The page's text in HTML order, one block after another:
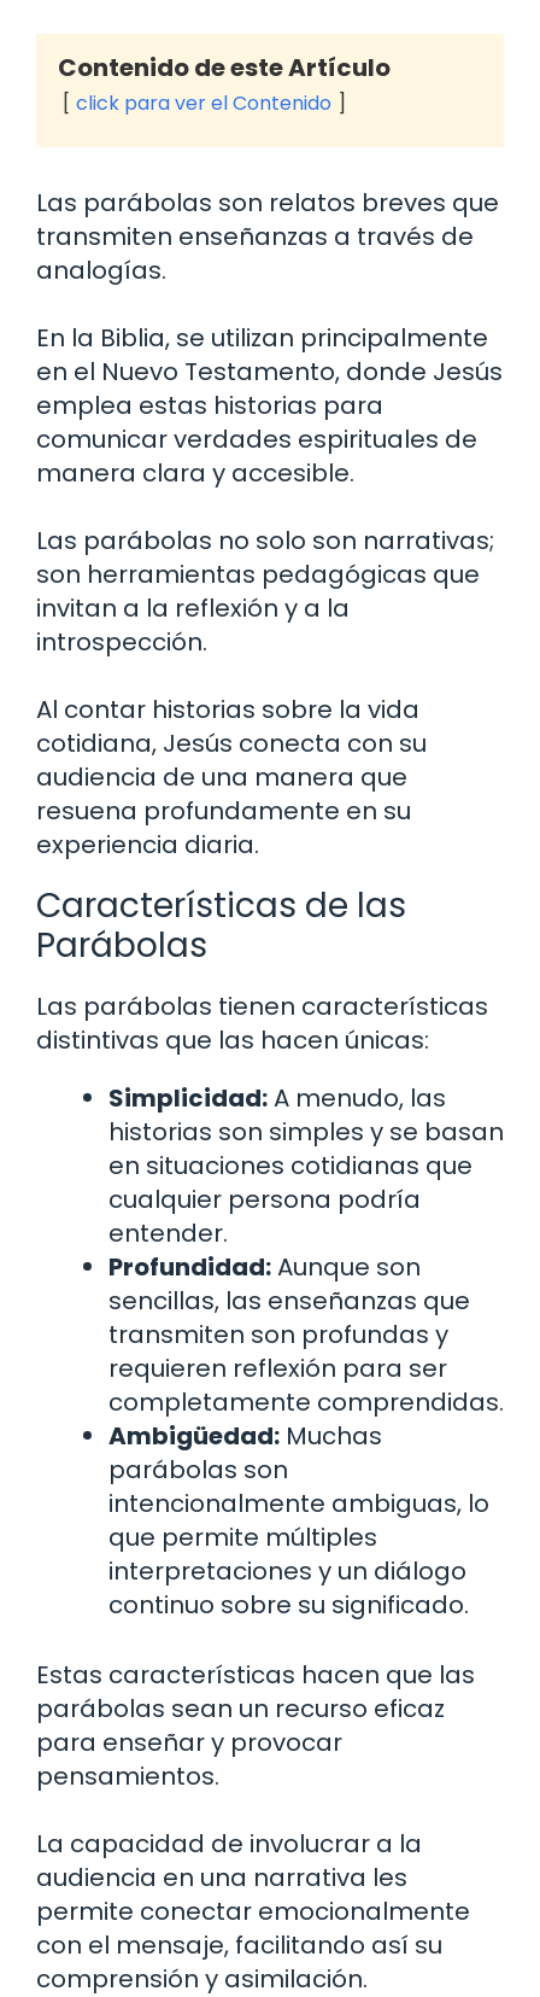
Contenido de este Artículo
click para ver el Contenido
Las parábolas son relatos breves que
transmiten enseñanzas a través de
analogías.
En la Biblia, se utilizan principalmente
en el Nuevo Testamento, donde Jesús
emplea estas historias para
comunicar verdades espirituales de
manera clara y accesible.
Las parábolas no solo son narrativas;
son herramientas pedagógicas que
invitan a la reflexión y a la
introspección.
Al contar historias sobre la vida
cotidiana, Jesús conecta con su
audiencia de una manera que
resuena profundamente en su
experiencia diaria.
Características de las
Parábolas
Las parábolas tienen características
distintivas que las hacen únicas:
Simplicidad:A menudo, las
historias son simples y se basan
en situaciones cotidianas que
cualquier persona podría
entender.
Profundidad:Aunque son
sencillas, las enseñanzas que
transmiten son profundas y
requieren reflexión para ser
completamente comprendidas.
Ambigüedad: Muchas
parábolas son
intencionalmente ambiguas, lo
que permite múltiples
interpretaciones y un diálogo
continuo sobre su significado.
Estas características hacen que las
parábolas sean un recurso eficaz
para enseñar y provocar
pensamientos.
La capacidad de involucrar a la
audiencia en una narrativa les
permite conectar emocionalmente
con el mensaje, facilitando así su
comprensión y asimilación.